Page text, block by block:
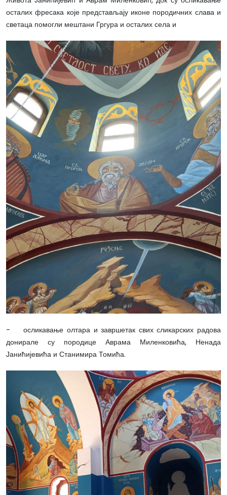
осталих фресака које представљају иконе породичних слава и
светаца помогли мештани Гргура и осталих села и
- осликавање олтара и завршетак свих сликарских радова
донирале су породице Аврама Миленковића, Ненада
Јанићијевића и Станимира Томића.